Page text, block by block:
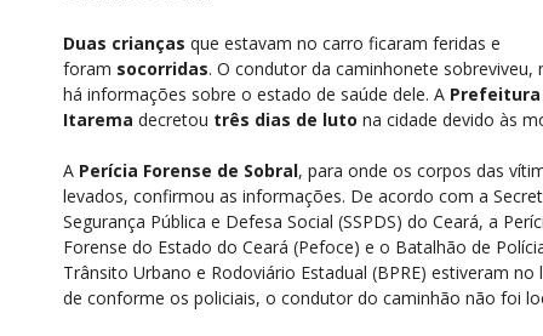
Duas crianças que estavam no carro ficaram feridas e
foram socorridas. O condutor da caminhonete sobreviveu,
há informações sobre o estado de saúde dele. A
Itarema decretou três dias de luto na cidade devido às
A Perícia Forense de Sobral, para onde os corpos das
levados, confirmou as informações. De acordo com a
Segurança Pública e Defesa Social (SSPDS) do Ceará, a
Forense do Estado do Ceará (Pefoce) e o Batalhão de
Trânsito Urbano e Rodoviário Estadual (BPRE) estiveram no
de conforme os policiais, o condutor do caminhão não foi